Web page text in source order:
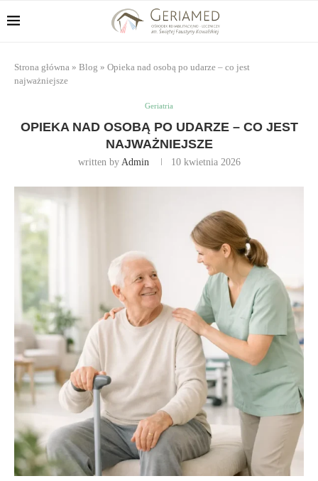
Strona główna » Blog » Opieka nad osobą po udarze – co jest
najważniejsze
Geriatria
OPIEKA NAD OSOBĄ PO UDARZE – CO JEST
NAJWAŻNIEJSZE
written by Admin 10 kwietnia 2026